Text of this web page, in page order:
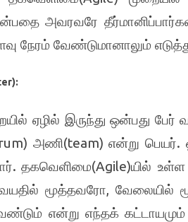
அவரவரே
நேரம் வேண்டுமானாலும்
ஏழில் இருந்து ஒன்பது
அணி(team) என்று பெயர்.
.தகவெளிமை(Agile)யில்
மூத்தவரோ, வேலையில்
என்று எந்தக் கட்டாயமும்